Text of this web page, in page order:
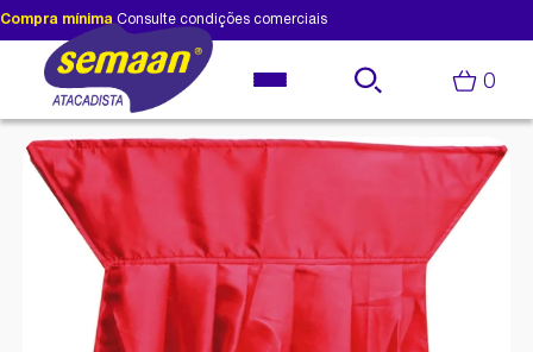
Compra mínima Consulte condições comerciais
0